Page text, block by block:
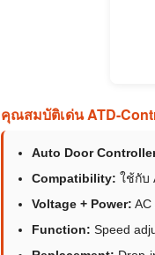
คุณสมบัติเด่น ATD-
Auto Door
Compatibility: ใช้กับ
Voltage + Power: AC
Function: Speed